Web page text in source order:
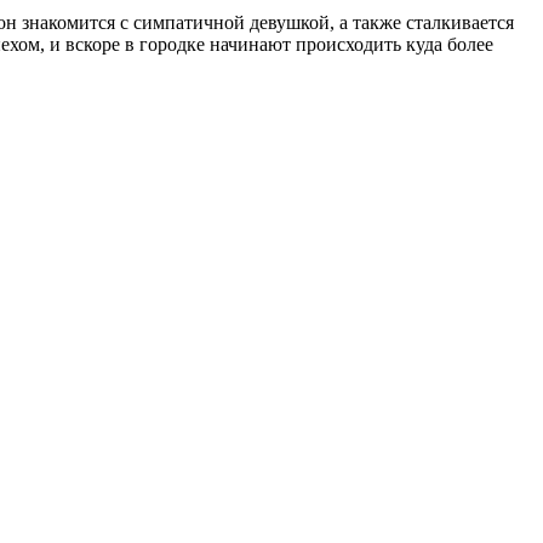
с симпатичной девушкой, а также сталкивается
и вскоре в городке начинают происходить куда более